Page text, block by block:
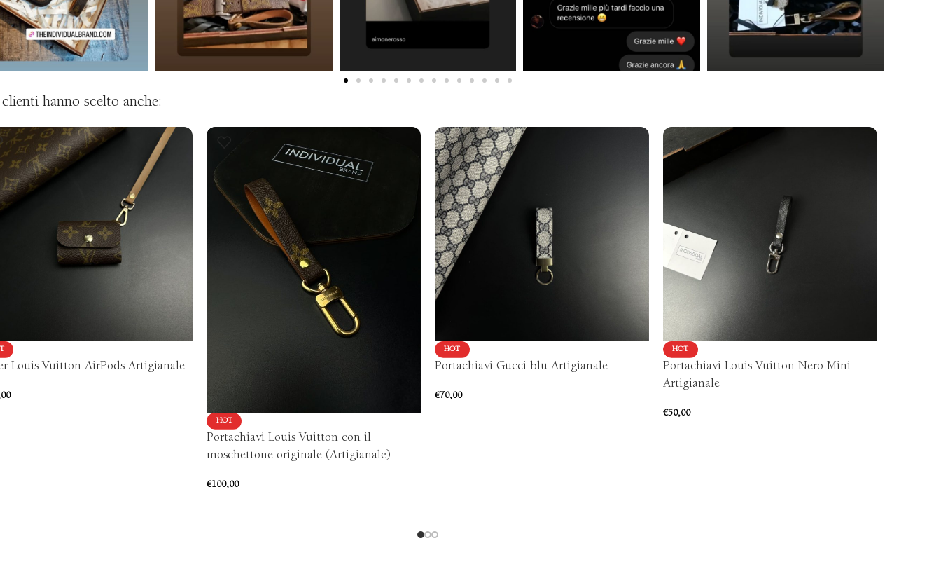
hanno scelto anche:
Louis Vuitton AirPods Artigianale
HOT
Portachiavi Louis Vuitton con il
moschettone originale (Artigianale)
€100,00
HOT
Portachiavi Gucci blu Artigianale
€70,00
HOT
Portachiavi Louis Vuitton Nero Mini
Artigianale
€50,00